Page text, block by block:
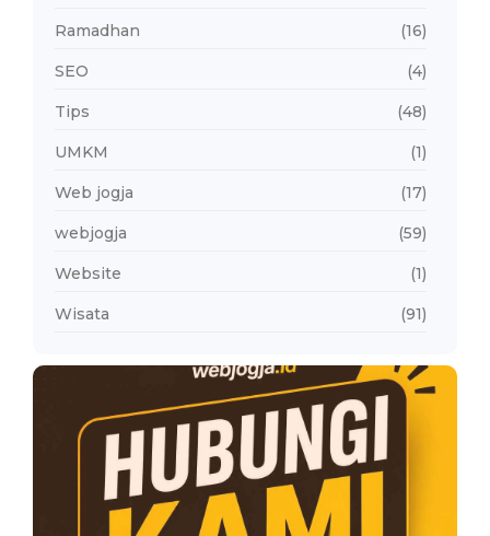
Ramadhan (16)
SEO (4)
Tips (48)
UMKM (1)
Web jogja (17)
webjogja (59)
Website (1)
Wisata (91)